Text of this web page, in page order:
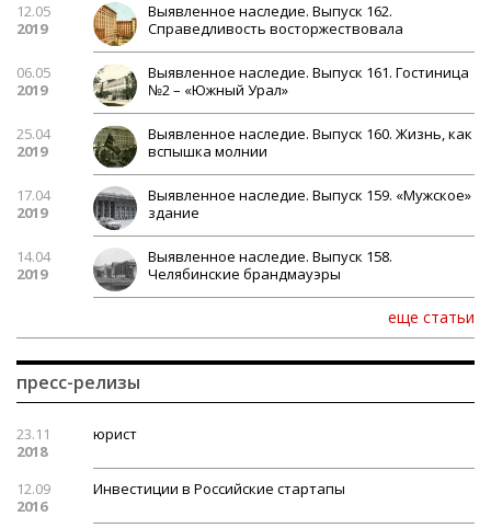
12.05
2019
Выявленное наследие. Выпуск 162.
Справедливость восторжествовала
06.05
2019
Выявленное наследие. Выпуск 161. Гостиница
№2 – «Южный Урал»
25.04
2019
Выявленное наследие. Выпуск 160. Жизнь, как
вспышка молнии
17.04
2019
Выявленное наследие. Выпуск 159. «Мужское»
здание
14.04
2019
Выявленное наследие. Выпуск 158.
Челябинские брандмауэры
еще статьи
пресс-релизы
23.11
2018
юрист
12.09
2016
Инвестиции в Российские стартапы